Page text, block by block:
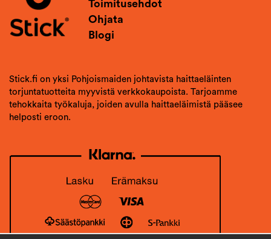
Toimitusehdot
Ohjata
Blogi
Stick.fi on yksi Pohjoismaiden johtavista haittaeläinten
torjuntatuotteita myyvistä verkkokaupoista. Tarjoamme
tehokkaita työkaluja, joiden avulla haittaeläimistä pääsee
helposti eroon.